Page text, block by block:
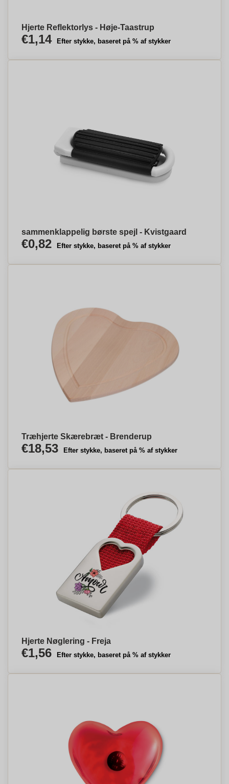
Hjerte Reflektorlys - Høje-Taastrup
€1,14 Efter stykke, baseret på % af stykker
sammenklappelig børste spejl - Kvistgaard
€0,82 Efter stykke, baseret på % af stykker
Træhjerte Skærebræt - Brenderup
€18,53 Efter stykke, baseret på % af stykker
Hjerte Nøglering - Freja
€1,56 Efter stykke, baseret på % af stykker